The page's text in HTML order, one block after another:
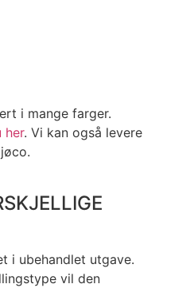
i mange farger.
her. Vi kan også levere
i ubehandlet utgave.
vil den